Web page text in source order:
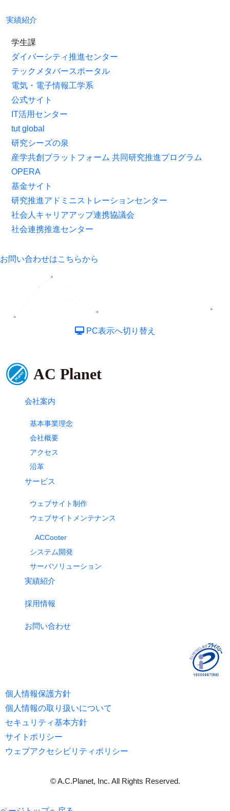
実績紹介
学生課
ダイバーシティ推進センター
テックメタバースポータル
電気・電子情報工学系
公式サイト
IT活用センター
tut global
研究シーズの泉
産学共創プラットフォーム 共同研究推進プログラム
OPERA
基金サイト
研究推進アドミニストレーションセンター
社会人キャリアアップ連携協議会
社会連携推進センター
お問い合わせはこちらから
PC表示へ切り替え
会社案内
基本事業理念
会社概要
アクセス
沿革
サービス
ウェブサイト制作
ウェブサイトメンテナンス
ACCooter
システム開発
サーバソリューション
実績紹介
採用情報
お問い合わせ
個人情報保護方針
個人情報の取り扱いについて
セキュリティ基本方針
サイトポリシー
ウェブアクセシビリティポリシー
© A.C.Planet, Inc. All Rights Reserved.